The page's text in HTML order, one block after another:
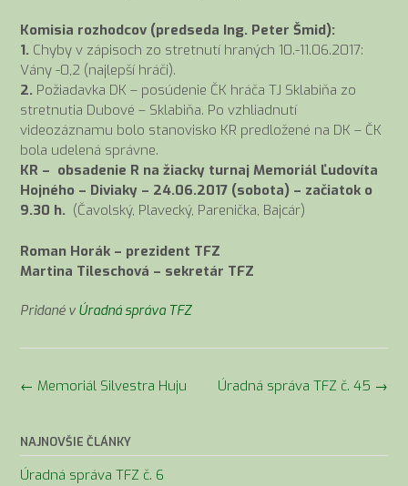
Komisia rozhodcov (predseda Ing. Peter Šmid):
1. Chyby v zápisoch zo stretnutí hraných 10.-11.06.2017:
Vány -0,2 (najlepší hráči).
2. Požiadavka DK – posúdenie ČK hráča TJ Sklabiňa zo
stretnutia Dubové – Sklabiňa. Po vzhliadnutí
videozáznamu bolo stanovisko KR predložené na DK – ČK
bola udelená správne.
KR – obsadenie R na žiacky turnaj Memoriál Ľudovíta
Hojného – Diviaky – 24.06.2017 (sobota) – začiatok o
9.30 h. (Čavolský, Plavecký, Parenička, Bajcár)
Roman Horák – prezident TFZ
Martina Tileschová – sekretár TFZ
Pridané v Úradná správa TFZ
Navigácia
Úradná správa TFZ č. 45 →
← Memoriál Silvestra Huju
NAJNOVŠIE ČLÁNKY
Úradná správa TFZ č. 6